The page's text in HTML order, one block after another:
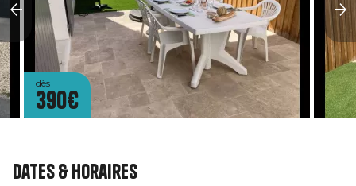
dès
390€
Dates & horaires